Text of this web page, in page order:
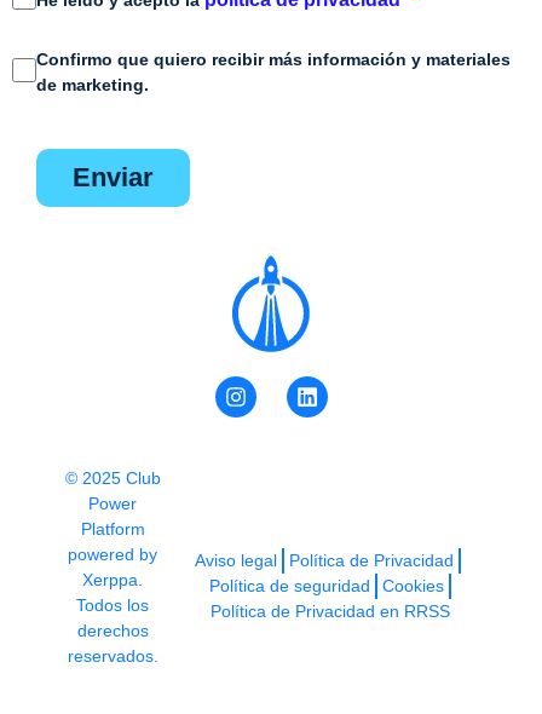
Confirmo que quiero recibir más información y materiales
de marketing.
enviar
© 2025 Club
Power
Platform
powered by
Xerppa.
Todos los
derechos
reservados.
Aviso legal
Política de Privacidad
Política de seguridad
Cookies
Política de Privacidad en RRSS